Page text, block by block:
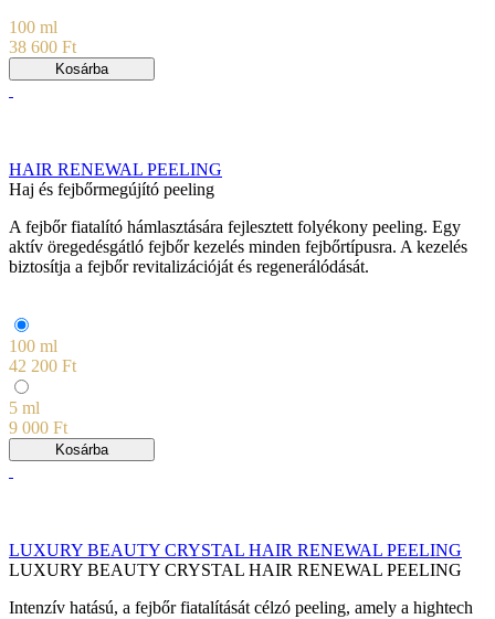
100 ml
38 600 Ft
Kosárba
HAIR RENEWAL PEELING
Haj és fejbőrmegújító peeling
A fejbőr fiatalító hámlasztására fejlesztett folyékony peeling. Egy
aktív öregedésgátló fejbőr kezelés minden fejbőrtípusra. A kezelés
biztosítja a fejbőr revitalizációját és regenerálódását.
100 ml
42 200 Ft
5 ml
9 000 Ft
Kosárba
LUXURY BEAUTY CRYSTAL HAIR RENEWAL PEELING
LUXURY BEAUTY CRYSTAL HAIR RENEWAL PEELING
Intenzív hatású, a fejbőr fiatalítását célzó peeling, amely a hightech